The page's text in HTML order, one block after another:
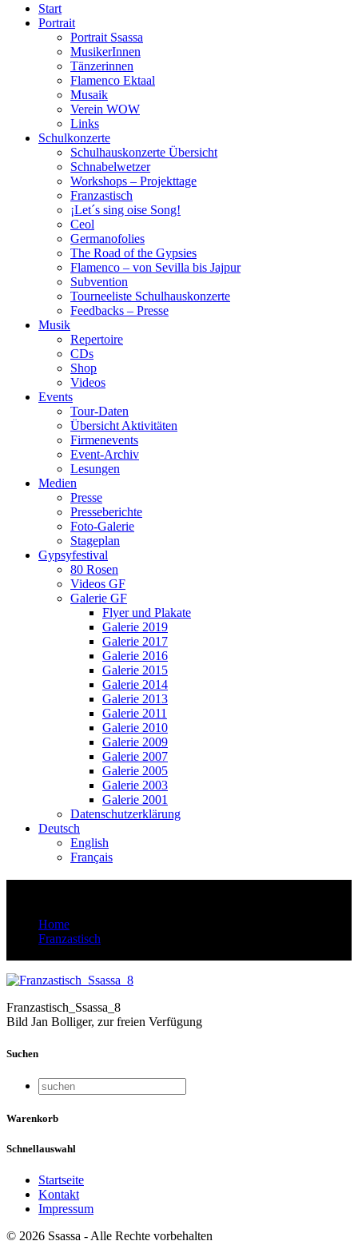
Start
Portrait
Portrait Ssassa
MusikerInnen
Tänzerinnen
Flamenco Ektaal
Musaik
Verein WOW
Links
Schulkonzerte
Schulhauskonzerte Übersicht
Schnabelwetzer
Workshops – Projekttage
Franzastisch
¡Let´s sing oise Song!
Ceol
Germanofolies
The Road of the Gypsies
Flamenco – von Sevilla bis Jajpur
Subvention
Tourneeliste Schulhauskonzerte
Feedbacks – Presse
Musik
Repertoire
CDs
Shop
Videos
Events
Tour-Daten
Übersicht Aktivitäten
Firmenevents
Event-Archiv
Lesungen
Medien
Presse
Presseberichte
Foto-Galerie
Stageplan
Gypsyfestival
80 Rosen
Videos GF
Galerie GF
Flyer und Plakate
Galerie 2019
Galerie 2017
Galerie 2016
Galerie 2015
Galerie 2014
Galerie 2013
Galerie 2011
Galerie 2010
Galerie 2009
Galerie 2007
Galerie 2005
Galerie 2003
Galerie 2001
Datenschutzerklärung
Deutsch
English
Français
Home
Franzastisch
Franzastisch_Ssassa_8
Bild Jan Bolliger, zur freien Verfügung
Suchen
Warenkorb
Schnellauswahl
Startseite
Kontakt
Impressum
© 2026 Ssassa - Alle Rechte vorbehalten